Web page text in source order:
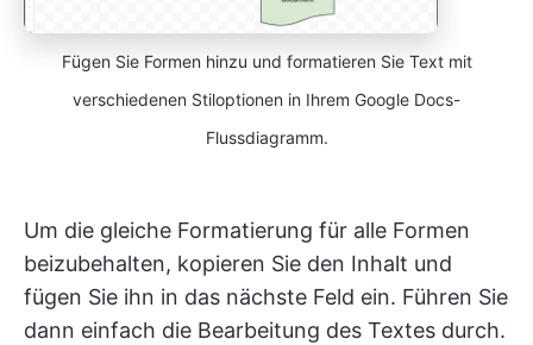
Fügen Sie Formen hinzu und formatieren Sie Text mit
verschiedenen Stiloptionen in Ihrem Google Docs-
Flussdiagramm.
Um die gleiche Formatierung für alle Formen
beizubehalten, kopieren Sie den Inhalt und
fügen Sie ihn in das nächste Feld ein. Führen Sie
dann einfach die Bearbeitung des Textes durch.